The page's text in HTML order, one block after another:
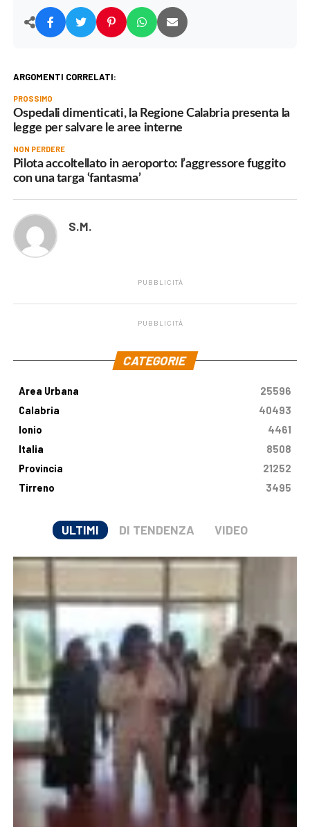
ARGOMENTI CORRELATI:
PROSSIMO
Ospedali dimenticati, la Regione Calabria presenta la
legge per salvare le aree interne
NON PERDERE
Pilota accoltellato in aeroporto: l’aggressore fuggito
con una targa ‘fantasma’
S.M.
PUBBLICITÀ
PUBBLICITÀ
CATEGORIE
Area Urbana
25596
Calabria
40493
Ionio
4461
Italia
8508
Provincia
21252
Tirreno
3495
ULTIMI DI TENDENZA VIDEO